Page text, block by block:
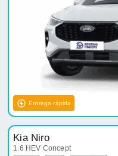
Entrega rápida
Kia Niro
1.6 HEV Concept